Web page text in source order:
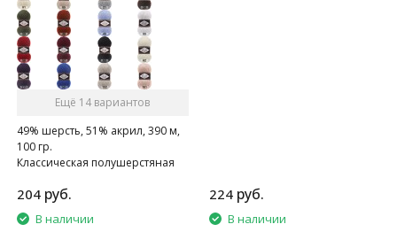
Ещё 14 вариантов
49% шерсть, 51% акрил, 390 м,
100 гр.
Классическая полушерстяная
204 руб.
В наличии
224 руб.
В наличии